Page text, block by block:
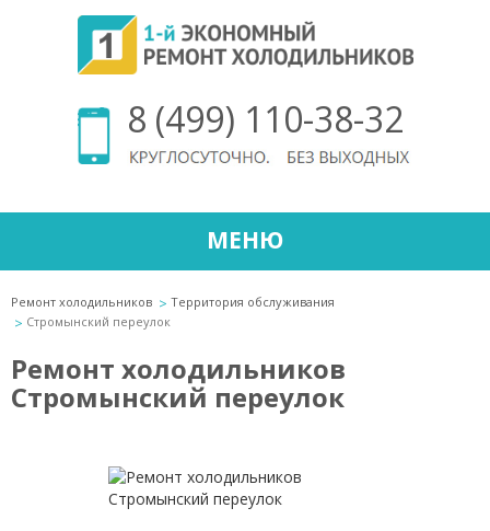
8 (499) 110-38-32
МЕНЮ
Ремонт холодильников
Территория обслуживания
Стромынский переулок
Ремонт холодильников
Стромынский переулок